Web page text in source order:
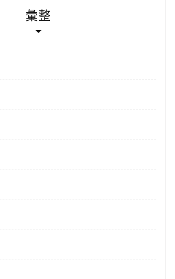
彙整